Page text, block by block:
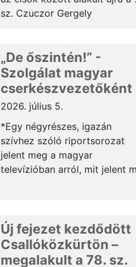
sz. Czuczor Gergely
kápolnában hálaadó
tartott Ďurás Márk atya, majd
közös játékkal, agapéval,
és családi találkozással vált
teljessé az ünnepük.* A
jelenlegi cserkészcsapat tagjai,
az öregcserkészek és azok
családtagjai, ...
„De őszintén!” -
Szolgálat magyar
cserkészvezetőként
2026. július 5.
*Egy négyrészes, igazán
szívhez szóló riportsorozat
jelent meg a magyar
televízióban arról, mit jelent
vissza: a közösen megélt
élmények, a táborok emlékei, a
szolgálat öröme, a felelősség,
Új fejezet kezdődött
Csallóközkürtön –
megalakult a 78. sz.